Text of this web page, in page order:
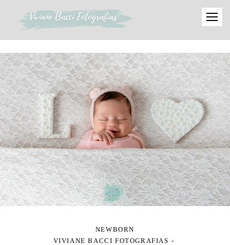
NEWBORN
VIVIANE BACCI FOTOGRAFIAS